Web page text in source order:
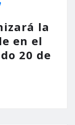
la
en el
20 de